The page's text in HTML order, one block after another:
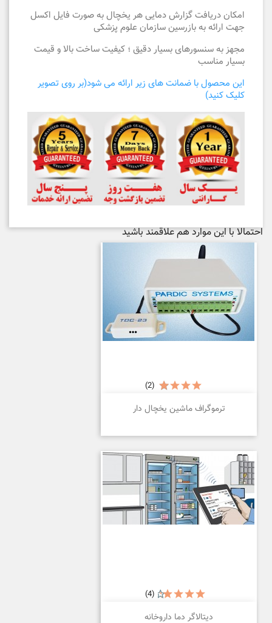
امکان دریافت گزارش دمایی هر یخچال به صورت فایل اکسل
جهت ارائه به بازرسین سازمان علوم پزشکی
مجهز به سنسورهای بسیار دقیق ؛ کیفیت ساخت بالا و قیمت
بسیار مناسب
این محصول با ضمانت های زیر ارائه می شود(بر روی تصویر
کلیک کنید)
احتمالا با این موارد هم علاقمند باشید
ترموگراف ماشین یخچال دار
(2)
دیتالاگر دما داروخانه
(4)